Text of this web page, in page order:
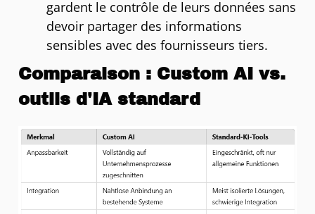
gardent le contrôle de leurs données sans
devoir partager des informations
sensibles avec des fournisseurs tiers.
Comparaison : Custom AI vs.
outils d'IA standard